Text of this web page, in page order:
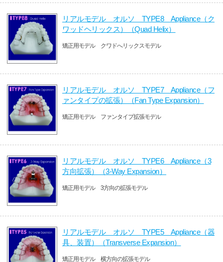
リアルモデル オルソ TYPE8 Appliance（ク
ワッドヘリックス）（Quad Helix）
矯正用モデル クワドへリックスモデル
リアルモデル オルソ TYPE7 Appliance（フ
ァンタイプの拡張）（Fan Type Expansion）
矯正用モデル ファンタイプ拡張モデル
リアルモデル オルソ TYPE6 Appliance（3
方向拡張）（3-Way Expansion）
矯正用モデル 3方向の拡張モデル
リアルモデル オルソ TYPE5 Appliance（器
具、装置）（Transverse Expansion）
矯正用モデル 横方向の拡張モデル